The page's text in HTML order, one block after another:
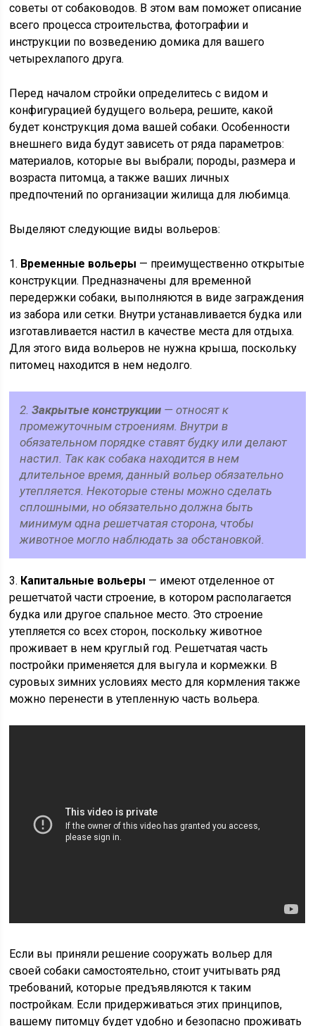
советы от собаководов. В этом вам поможет описание
всего процесса строительства, фотографии и
инструкции по возведению домика для вашего
четырехлапого друга.
Перед началом стройки определитесь с видом и
конфигурацией будущего вольера, решите, какой
будет конструкция дома вашей собаки. Особенности
внешнего вида будут зависеть от ряда параметров:
материалов, которые вы выбрали; породы, размера и
возраста питомца, а также ваших личных
предпочтений по организации жилища для любимца.
Выделяют следующие виды вольеров:
1. Временные вольеры — преимущественно открытые
конструкции. Предназначены для временной
передержки собаки, выполняются в виде заграждения
из забора или сетки. Внутри устанавливается будка или
изготавливается настил в качестве места для отдыха.
Для этого вида вольеров не нужна крыша, поскольку
питомец находится в нем недолго.
2.Закрытые конструкции — относят к
промежуточным строениям. Внутри в
обязательном порядке ставят будку или делают
настил. Так как собака находится в нем
длительное время, данный вольер обязательно
утепляется. Некоторые стены можно сделать
сплошными, но обязательно должна быть
минимум одна решетчатая сторона, чтобы
животное могло наблюдать за обстановкой.
3. Капитальные вольеры — имеют отделенное от
решетчатой части строение, в котором располагается
будка или другое спальное место. Это строение
утепляется со всех сторон, поскольку животное
проживает в нем круглый год. Решетчатая часть
постройки применяется для выгула и кормежки. В
суровых зимних условиях место для кормления также
можно перенести в утепленную часть вольера.
Если вы приняли решение сооружать вольер для
своей собаки самостоятельно, стоит учитывать ряд
требований, которые предъявляются к таким
постройкам. Если придерживаться этих принципов,
вашему питомцу будет удобно и безопасно проживать